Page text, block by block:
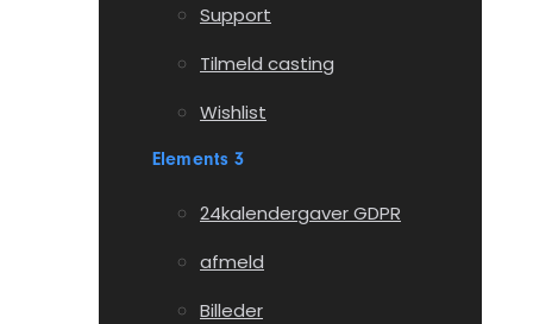
Support
Tilmeld casting
Wishlist
Elements 3
24kalendergaver GDPR
afmeld
Billeder